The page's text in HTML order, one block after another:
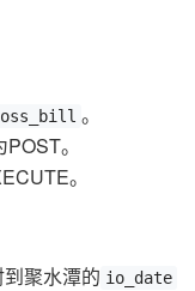
。
。
。
到聚水潭的 io_date